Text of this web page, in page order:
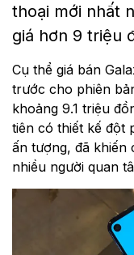
thoại mới nhất
giá hơn 9 triệu
Cụ thể giá bán
trước cho phiên
khoảng 9.1 triệu
tiên có thiết kế đột
ấn tượng, đã khiến
nhiều người quan